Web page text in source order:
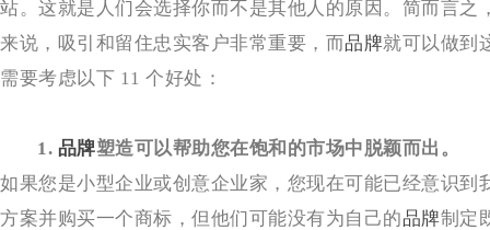
站。这就是人们会选择你而不是其他人的原因。简而言之
来说，吸引和留住忠实客户非常重要，而品牌就可以做到
需要考虑以下 11 个好处：
1. 品牌塑造可以帮助您在饱和的市场中脱颖而出。
如果您是小型企业或创意企业家，您现在可能已经意识
方案并购买一个商标，但他们可能没有为自己的品牌制定